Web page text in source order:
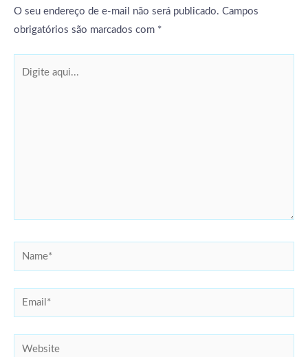
O seu endereço de e-mail não será publicado. Campos
obrigatórios são marcados com *
Name*
Email*
Website